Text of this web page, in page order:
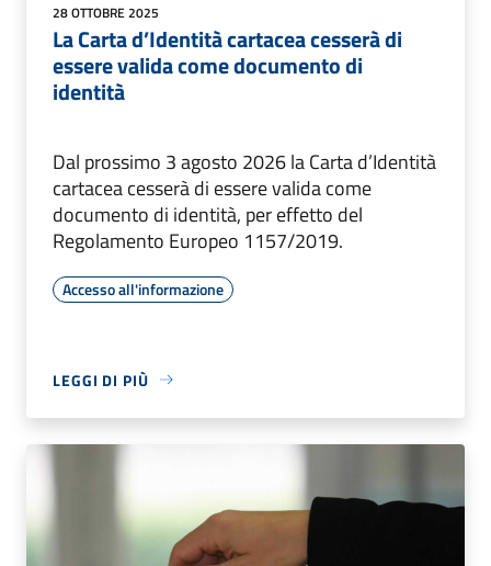
28 OTTOBRE 2025
La Carta d’Identità cartacea cesserà di
essere valida come documento di
identità
Dal prossimo 3 agosto 2026 la Carta d’Identità
cartacea cesserà di essere valida come
documento di identità, per effetto del
Regolamento Europeo 1157/2019.
Accesso all'informazione
LEGGI DI PIÙ